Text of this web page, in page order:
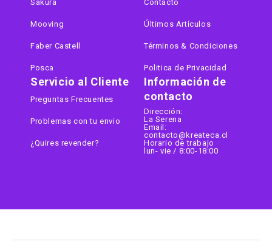
Información de
contacto
Dirección:
La Serena
Email:
contacto@kreateca.cl
Horario de trabajo
lun- vie / 8:00-18:00
Sakura
Mooving
Faber Castell
Posca
Contacto
Últimos Artículos
Términos & Condiciones
Politica de Privacidad
Servicio al Cliente
Preguntas Frecuentes
Problemas con tu envio
¿Quires revender?